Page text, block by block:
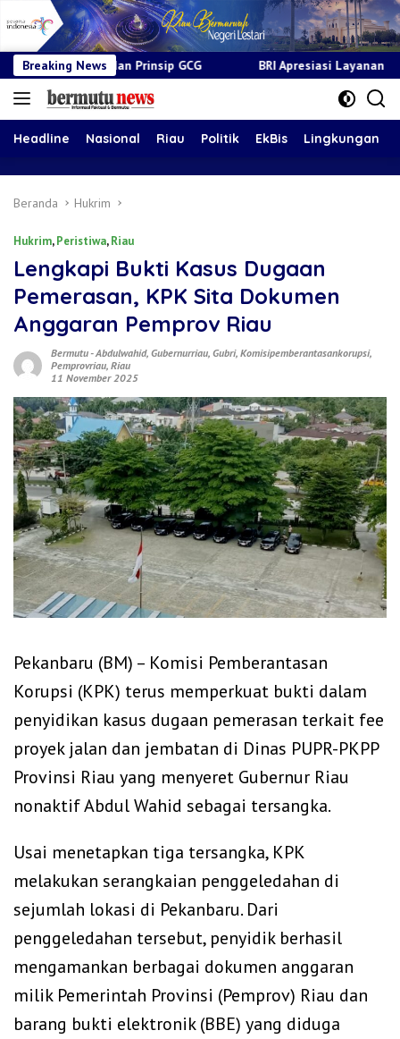
Breaking News
Prinsip GCG BRI Apresiasi Layanan Kepada Pensiunan
Headline Nasional Riau Politik EkBis Lingkungan
Beranda Hukrim
Hukrim,Peristiwa,Riau
‎Lengkapi Bukti Kasus Dugaan
Pemerasan, KPK Sita Dokumen
Anggaran Pemprov Riau
Bermutu -Abdulwahid, Gubernurriau, Gubri, Komisipemberantasankorupsi,
Pemprovriau, Riau
11 November 2025
Pekanbaru (BM) – Komisi Pemberantasan
Korupsi (KPK) terus memperkuat bukti dalam
penyidikan kasus dugaan pemerasan terkait fee
proyek jalan dan jembatan di Dinas PUPR-PKPP
Provinsi Riau yang menyeret Gubernur Riau
nonaktif Abdul Wahid sebagai tersangka.
‎Usai menetapkan tiga tersangka, KPK
melakukan serangkaian penggeledahan di
sejumlah lokasi di Pekanbaru. Dari
penggeledahan tersebut, penyidik berhasil
mengamankan berbagai dokumen anggaran
milik Pemerintah Provinsi (Pemprov) Riau dan
barang bukti elektronik (BBE) yang diduga